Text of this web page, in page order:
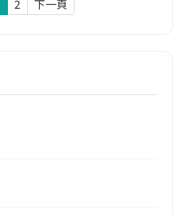
2 下一頁